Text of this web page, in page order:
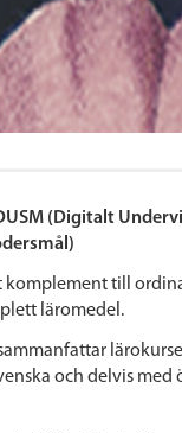
(Digitalt
komplement till
läromedel.
och delvis